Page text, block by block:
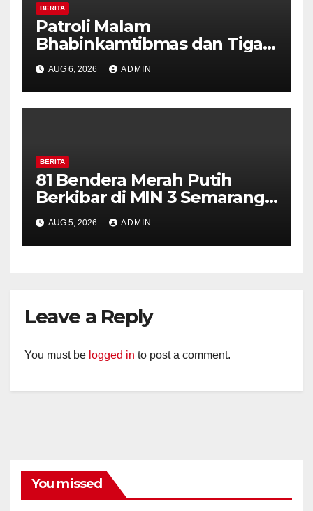
BERITA
Patroli Malam
Bhabinkamtibmas dan Tiga
Pilar Kelurahan Ungaran
Perkuat Kamtibmas, Warga
Diajak Aktifkan Ronda
AUG 6, 2026 ADMIN
BERITA
81 Bendera Merah Putih
Berkibar di MIN 3 Semarang,
Bhabinkamtibmas Desa
Timpik Hadiri Peringatan
HUT ke-81 Kemerdekaan RI
AUG 5, 2026 ADMIN
Leave a Reply
You must be logged in to post a comment.
You missed